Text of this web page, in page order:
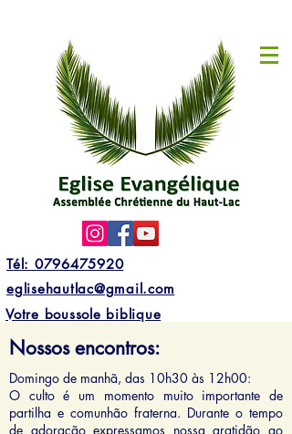
Tél: 0796475920
eglisehautlac@gmail.com
Votre boussole biblique
Nossos encontros:
Domingo de manhã, das 10h30 às 12h00:
O culto é um momento muito importante de
partilha e comunhão fraterna. Durante o tempo
de adoração expressamos nossa gratidão ao